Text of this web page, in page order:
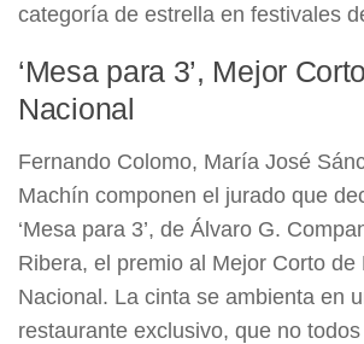
categoría de estrella en festivales
‘Mesa para 3’, Mejor
Nacional
Fernando Colomo, María José
Machín componen el jurado que
‘Mesa para 3’, de Álvaro G.
Ribera, el premio al Mejor Corto de
Nacional. La cinta se ambienta en
restaurante exclusivo, que no